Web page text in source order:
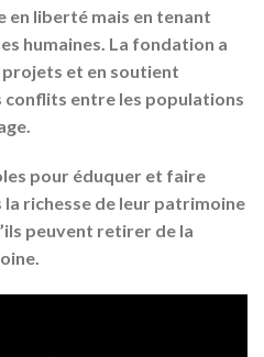
en liberté mais en tenant
humaines. La fondation a
projets et en soutient
conflits entre les populations
pour éduquer et faire
richesse de leur patrimoine
peuvent retirer de la